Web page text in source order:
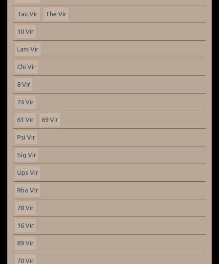
Tau Vir The Vir
10 Vir
Lam Vir
Chi Vir
8 Vir
74 Vir
61 Vir 69 Vir
Psi Vir
Sig Vir
Ups Vir
Rho Vir
78 Vir
16 Vir
89 Vir
70 Vir